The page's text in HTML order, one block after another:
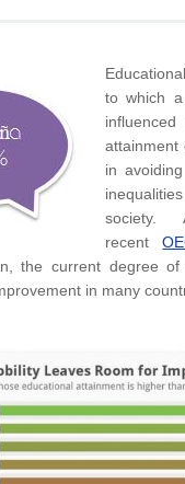
to which a
attainment
in
society.
recent
the current degree of
in many